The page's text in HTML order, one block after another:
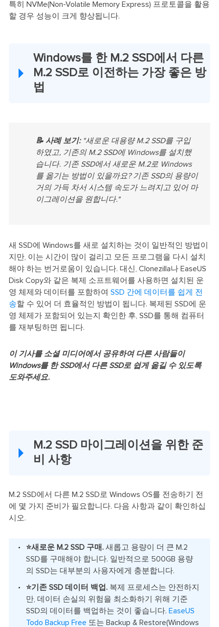
특히 NVMe(Non-Volatile Memory Express) 프로토콜을 활용
할 경우 성능이 크게 향상됩니다.
Windows를 한 M.2 SSD에서 다른
M.2 SSD로 이전하는 가장 좋은 방
법
📝 사례 보기: "새로운 대용량 M.2 SSD를 구입
하였고, 기존의 M.2 SSD에 Windows를 설치했
습니다. 기존 SSD에서 새로운 M.2로 Windows
를 옮기는 방법이 있을까요? 기존 SSD의 용량이
거의 가득 차서 시스템 속도가 느려지고 있어 마
이그레이션을 원합니다."
새 SSD에 Windows를 새로 설치하는 것이 일반적인 방법이
지만, 이는 시간이 많이 걸리고 모든 프로그램을 다시 설치
해야 하는 번거로움이 있습니다. 대신, Clonezilla나 EaseUS
Disk Copy와 같은 복제 소프트웨어를 사용하면 설치된 운
영 체제와 데이터를 포함하여 SSD 간에 데이터를 쉽게 전
송할 수 있어 더 효율적인 방법이 됩니다. 복제된 SSD에 운
영 체제가 포함되어 있는지 확인한 후, SSD를 통해 컴퓨터
를 재부팅하면 됩니다.
이 기사를 소셜 미디어에서 공유하여 다른 사람들이
Windows를 한 SSD에서 다른 SSD로 쉽게 옮길 수 있도록
도와주세요.
M.2 SSD 마이그레이션을 위한 준
비 사항
M.2 SSD에서 다른 M.2 SSD로 Windows OS를 전송하기 전
에 몇 가지 준비가 필요합니다. 다음 사항과 같이 확인하십
시오.
⭐새로운 M.2 SSD 구매.새롭고 용량이 더 큰 M.2
SSD를 구매해야 합니다. 일반적으로 500GB 용량
의 SSD는 대부분의 사용자에게 충분합니다.
⭐기존 SSD 데이터 백업.복제 프로세스는 안전하지
만, 데이터 손실의 위험을 최소화하기 위해 기준
SSD의 데이터를 백업하는 것이 좋습니다. EaseUS
Todo Backup Free 또는 Backup & Restore(Windows